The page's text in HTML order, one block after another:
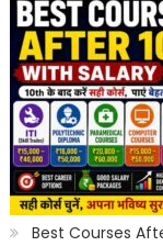
Best Courses